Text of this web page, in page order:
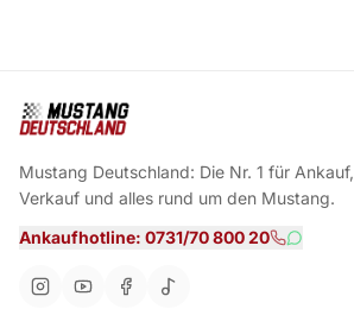
Mustang Deutschland: Die Nr. 1 für Ankauf,
Verkauf und alles rund um den Mustang.
Ankaufhotline: 0731/70 800 20